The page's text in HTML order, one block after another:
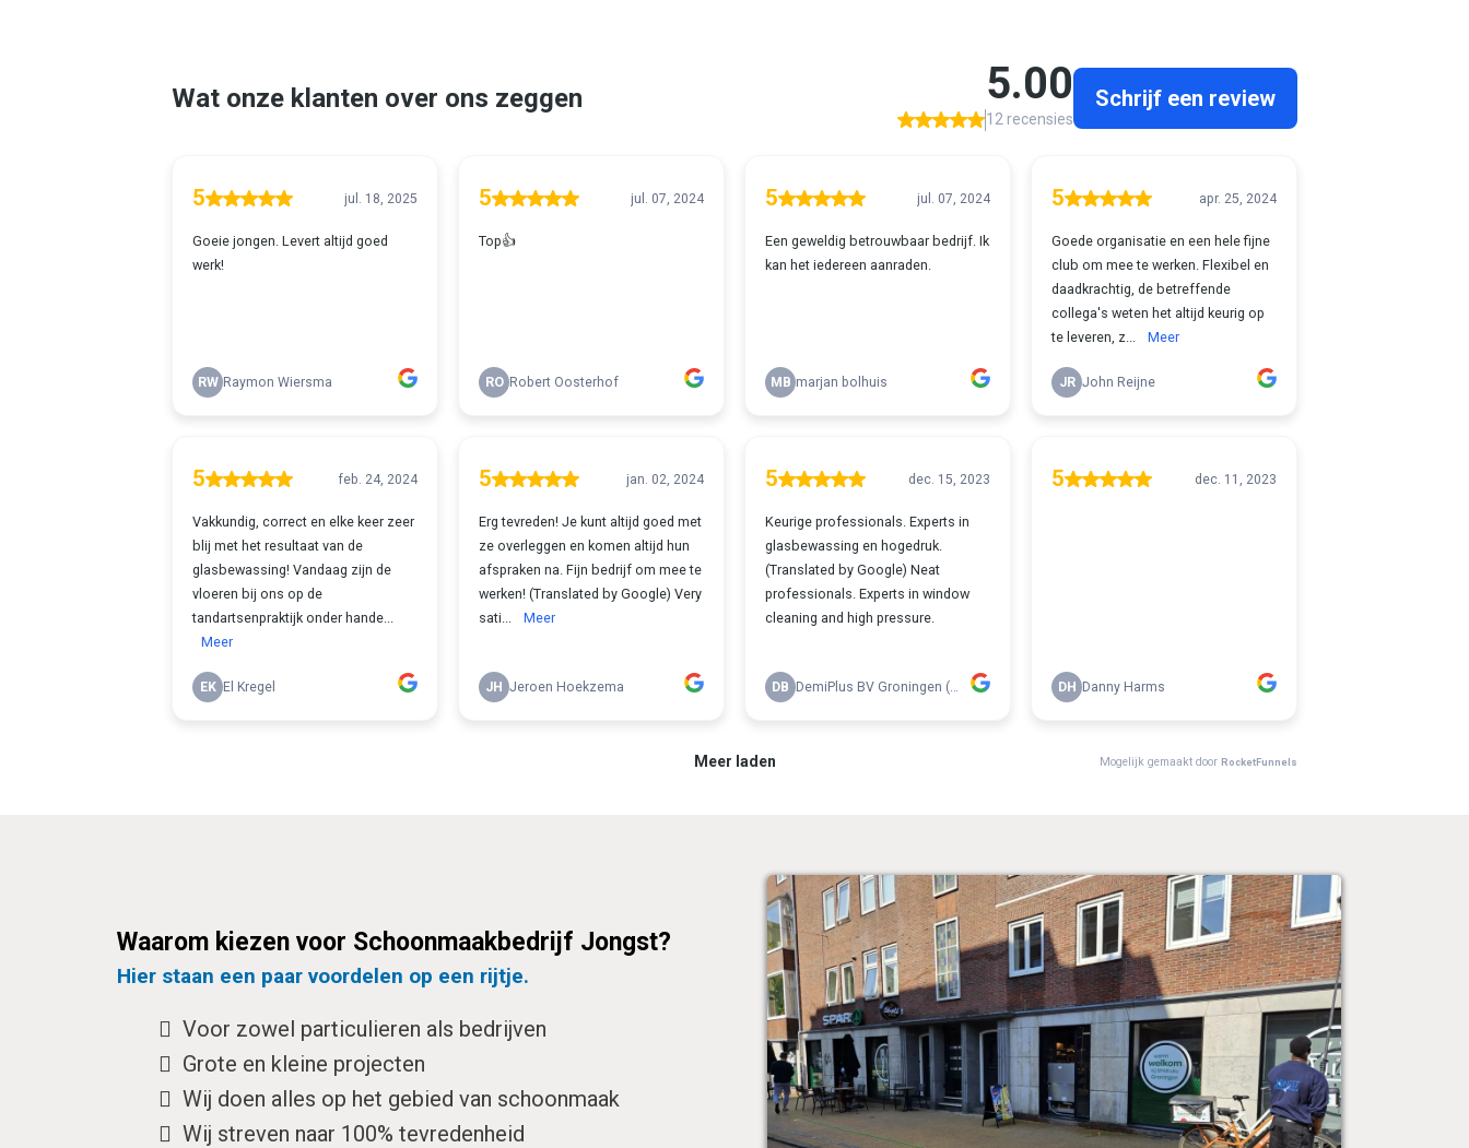
Waarom kiezen voor Schoonmaakbedrijf Jongst?
Hier staan een paar voordelen op een rijtje.
Voor zowel particulieren als bedrijven
Grote en kleine projecten
Wij doen alles op het gebied van schoonmaak
Wij streven naar 100% tevredenheid